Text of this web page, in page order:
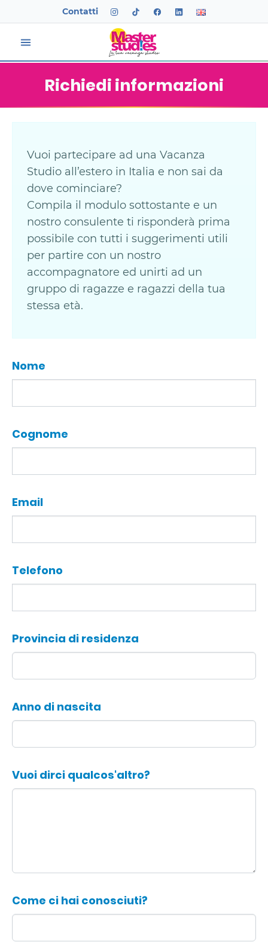
Contatti
Richiedi informazioni
Vuoi partecipare ad una Vacanza
Studio all’estero in Italia e non sai da
dove cominciare?
Compila il modulo sottostante e un
nostro consulente ti risponderà prima
possibile con tutti i suggerimenti utili
per partire con un nostro
accompagnatore ed unirti ad un
gruppo di ragazze e ragazzi della tua
stessa età.
Nome
Cognome
Email
Telefono
Provincia di residenza
Anno di nascita
Vuoi dirci qualcos'altro?
Come ci hai conosciuti?